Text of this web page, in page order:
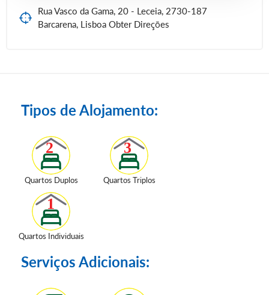
Rua Vasco da Gama, 20 - Leceia, 2730-187
Barcarena, Lisboa Obter Direções
Tipos de Alojamento:
Quartos Duplos Quartos Triplos
Quartos Individuais
Serviços Adicionais: